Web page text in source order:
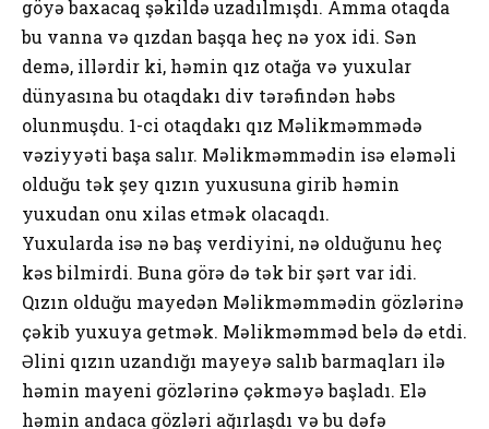
göyə baxacaq şəkildə uzadılmışdı. Amma otaqda
bu vanna və qızdan başqa heç nə yox idi. Sən
demə, illərdir ki, həmin qız otağa və yuxular
dünyasına bu otaqdakı div tərəfindən həbs
olunmuşdu. 1-ci otaqdakı qız Məlikməmmədə
vəziyyəti başa salır. Məlikməmmədin isə eləməli
olduğu tək şey qızın yuxusuna girib həmin
yuxudan onu xilas etmək olacaqdı.
Yuxularda isə nə baş verdiyini, nə olduğunu heç
kəs bilmirdi. Buna görə də tək bir şərt var idi.
Qızın olduğu mayedən Məlikməmmədin gözlərinə
çəkib yuxuya getmək. Məlikməmməd belə də etdi.
Əlini qızın uzandığı mayeyə salıb barmaqları ilə
həmin mayeni gözlərinə çəkməyə başladı. Elə
həmin andaca gözləri ağırlaşdı və bu dəfə